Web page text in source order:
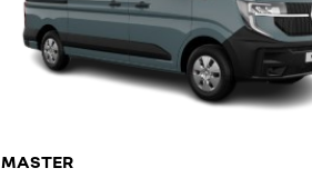
MASTER